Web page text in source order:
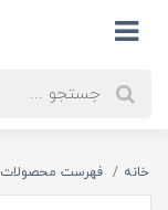
خانه فهرست محصولات